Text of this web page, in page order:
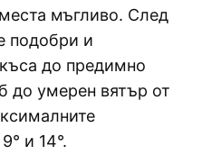
мъгливо. След
подобри и
до предимно
до умерен вятър от
и 14°.